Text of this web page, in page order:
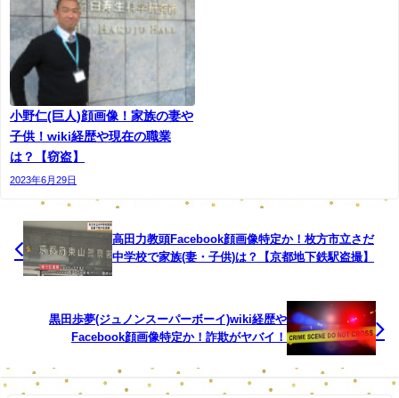
と容疑を否認している。
逮捕容疑は５日午後９時４０分ごろ、江東区内の牛
丼店前で、５０代の男性店員を路上に投げつけ、左
腹を蹴るなどの暴行を加えたとしている。
同庁によると、瀬月内容疑者は宿直を終えた後、５
日午後１時ごろから自宅で飲酒。同日午後９時半ご
ろ、自宅から５キロほど離れた牛丼店に入店後、券
売機を蹴って外に出たため、男性店員が後を追いか
けたところ、犯行に及んだという。
瀬月内容疑者からは、呼気１リットル当たり０・８
８ミリグラムのアルコールが検出され、逮捕当時は
酩酊（めいてい）状態だったという。同庁で詳しい
警視庁の堺瑞崇（さかい・みずたか）警務部参事官
小野仁(巨人)顔画像！家族の妻や
子供！wiki経歴や現在の職業
は？【窃盗】
2023年6月29日
高田力教頭Facebook顔画像特定か！枚方市立さだ
中学校で家族(妻・子供)は？【京都地下鉄駅盗撮】
黒田歩夢(ジュノンスーパーボーイ)wiki経歴や
Facebook顔画像特定か！詐欺がヤバイ！